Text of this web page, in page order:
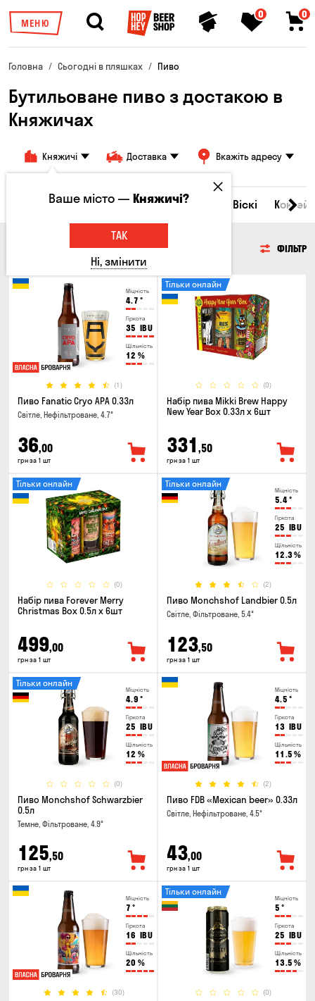
МЕНЮ
0 0
Головна Сьогодні в пляшках Пиво
Бутильоване пиво з достакою в
Княжичах
Княжичі Доставка Вкажіть адресу
Всі товари Пиво Сидр Віскі
ФІЛЬТР
Міцність
4.7 °
Гіркота
35 IBU
Щільність
12 %
(1)
Пиво Fanatic Cryo APA 0.33л
Світле, Нефільтроване, 4.7°
36,00
грн за 1 шт
(0)
Тільки онлайн
Набір пива Mikki Brew Happy
New Year Box 0.33л x 6шт
331 ,50
грн за 1 шт
(0)
Тільки онлайн
Набір пива Forever Merry
Christmas Box 0.5л x 6шт
499,00
грн за 1 шт
Міцність
5.4°
Гіркота
25 IBU
Щільність
12.3%
(2)
Тільки онлайн
Пиво Monchshof Landbier 0.5л
Світле, Фільтроване, 5.4°
123,50
грн за 1 шт
Міцність
4.9 °
Гіркота
25 IBU
Щільність
12 %
(0)
Тільки онлайн
Пиво Monchshof Schwarzbier
0.5л
Темне, Фільтроване, 4.9°
125,50
грн за 1 шт
Міцність
4.5 °
Гіркота
13 IBU
Щільність
11.5 %
(2)
Пиво FDB «Mexican beer» 0.33л
Світле, Нефільтроване, 4.5°
43,00
грн за 1 шт
Міцність
7 °
Гіркота
16 IBU
Щільність
20 %
(30)
Міцність
5 °
Гіркота
25 IBU
Щільність
13.5 %
(0)
Тільки онлайн
Ваше місто —Княжичі?
ТАК
Ні, змінити